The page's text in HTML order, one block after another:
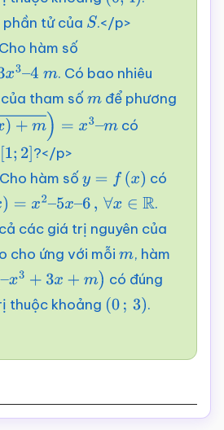
tử của S.</p>
hàm số
4m
. Có bao nhiêu
tham số mđể phương
3) =x3–m
có
[1;2] ?</p>
hàm số y =f( x )
có
= x2 –5x–6,∀x ∈R
.
các giá trị nguyên của
cho ứng với mỗi m, hàm
+3x +m)
có đúng
thuộc khoảng (0 ;3) .